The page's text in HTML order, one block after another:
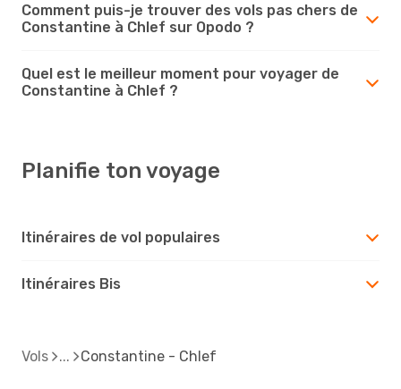
Comment puis-je trouver des vols pas chers de
Constantine à Chlef sur Opodo ?
Quel est le meilleur moment pour voyager de
Constantine à Chlef ?
Planifie ton voyage
Itinéraires de vol populaires
Itinéraires Bis
Vols Constantine - Chlef